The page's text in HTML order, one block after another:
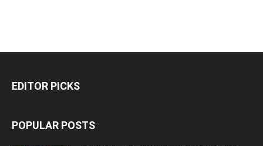
EDITOR PICKS
POPULAR POSTS